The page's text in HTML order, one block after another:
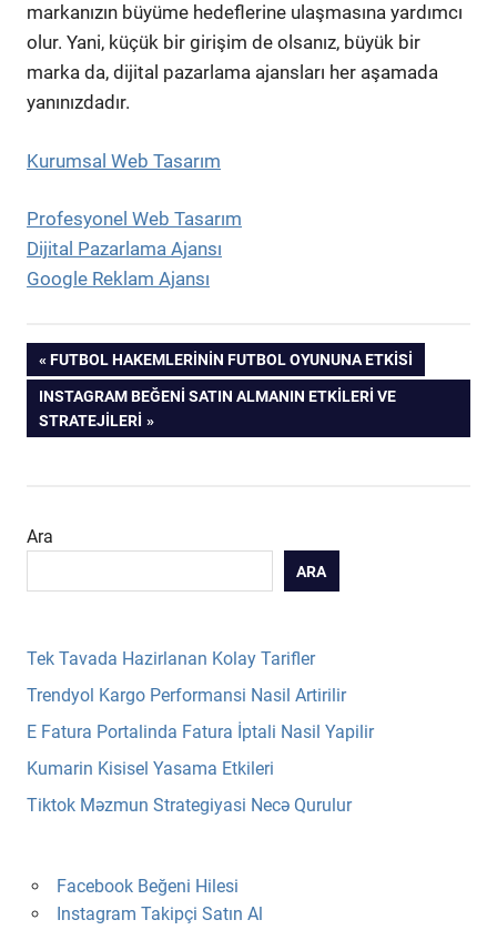
markanızın büyüme hedeflerine ulaşmasına yardımcı
olur. Yani, küçük bir girişim de olsanız, büyük bir
marka da, dijital pazarlama ajansları her aşamada
yanınızdadır.
Kurumsal Web Tasarım
Profesyonel Web Tasarım
Dijital Pazarlama Ajansı
Google Reklam Ajansı
Yazı
gezinmesi
PREVIOUS
POST:
FUTBOL HAKEMLERININ FUTBOL OYUNUNA ETKISI
NEXT
POST:
INSTAGRAM BEĞENI SATIN ALMANIN ETKILERI VE
STRATEJILERI
Ara
ARA
Tek Tavada Hazirlanan Kolay Tarifler
Trendyol Kargo Performansi Nasil Artirilir
E Fatura Portalinda Fatura İptali Nasil Yapilir
Kumarin Kisisel Yasama Etkileri
Tiktok Məzmun Strategiyasi Necə Qurulur
Facebook Beğeni Hilesi
Instagram Takipçi Satın Al